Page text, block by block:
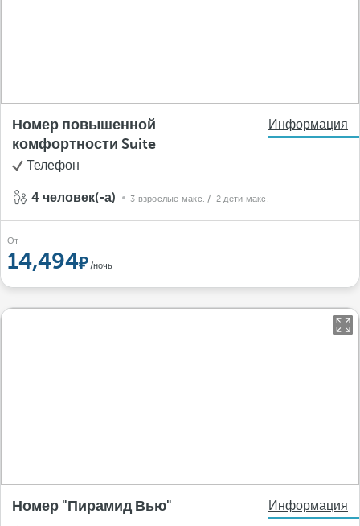
Номер повышенной
комфортности Suite
Информация
Телефон
4 человек(-а) 3 взрослые макс. / 2 дети макс.
От
14,494 /ночь
Номер "Пирамид Вью"
Информация